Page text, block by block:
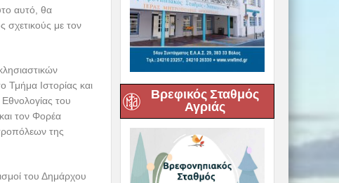
αυτό, θα
σχετικούς με τον
Τμήμα Ιστορίας και
του
τον Φορέα
της
του Δημάρχου
Βρεφικός Σταθμός
Αγριάς